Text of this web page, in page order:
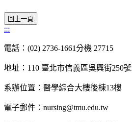
:::
電話：(02) 2736-1661分機 27715
地址：110 臺北市信義區吳興街250號
系辦位置：醫學綜合大樓後棟13樓
電子郵件：nursing@tmu.edu.tw